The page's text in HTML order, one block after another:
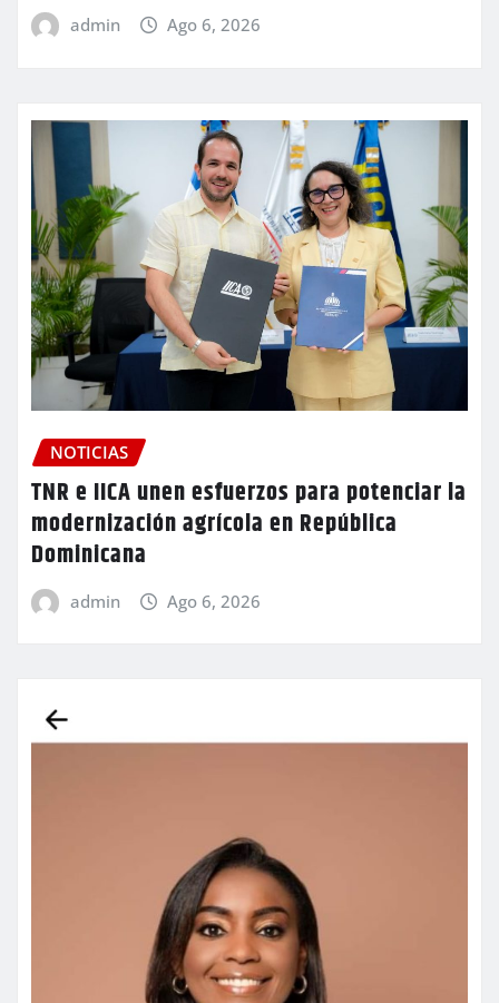
admin Ago 6, 2026
NOTICIAS
TNR e IICA unen esfuerzos para potenciar la
modernización agrícola en República
Dominicana
admin Ago 6, 2026